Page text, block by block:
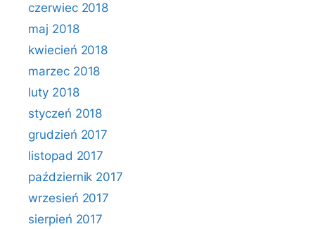
czerwiec 2018
maj 2018
kwiecień 2018
marzec 2018
luty 2018
styczeń 2018
grudzień 2017
listopad 2017
październik 2017
wrzesień 2017
sierpień 2017